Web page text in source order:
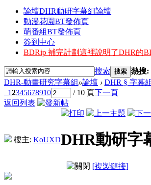
論壇DHR動研字幕組論壇
動漫花園BT發佈頁
萌番組BT發佈頁
簽到中心
BDRip 補完計劃這裡說明了DHR的
搜索 搜索 熱搜:
DHR-動畫研究字幕組»論壇 › DHR § 字幕
12345678910 / 10 頁下一頁
返回列表
樓主: KoUXDDHR動研字
[複製鏈接]